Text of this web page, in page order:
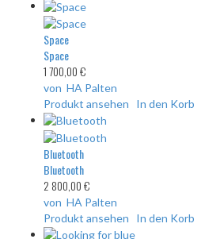
Space
Space
1 700,00 €
von HA Palten
Produkt ansehen
In den Korb
Bluetooth
Bluetooth
2 800,00 €
von HA Palten
Produkt ansehen
In den Korb